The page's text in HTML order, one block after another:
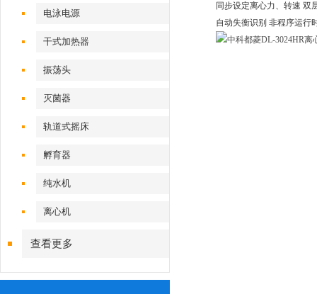
电泳电源
干式加热器
振荡头
灭菌器
轨道式摇床
孵育器
纯水机
离心机
查看更多
同步设定离心力、转速 双
自动失衡识别 非程序运行